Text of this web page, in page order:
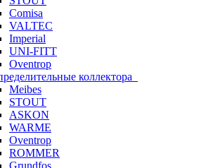
Comisa
VALTEC
Imperial
UNI-FITT
Oventrop
коллектора
Meibes
STOUT
ASKON
WARME
Oventrop
ROMMER
Grundfos